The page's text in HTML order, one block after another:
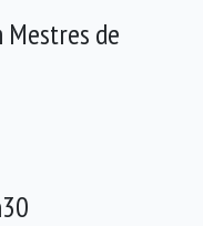
Mestres de